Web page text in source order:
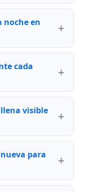
noche en
cada
visible
para